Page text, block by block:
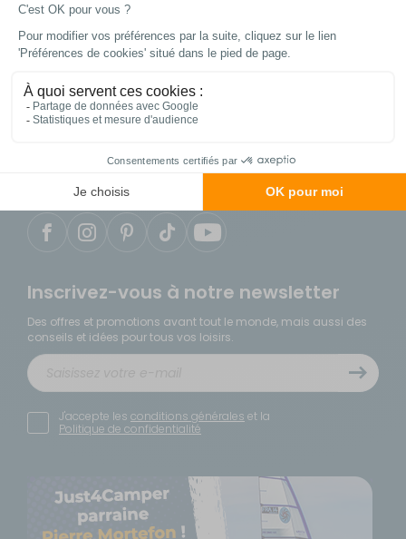
04 86 25 75 49
Notre service client est situé en France
Inscrivez-vous à notre newsletter
Des offres et promotions avant tout le monde, mais aussi des
conseils et idées pour tous vos loisirs.
J'accepte les conditions générales et la
Politique de confidentialité